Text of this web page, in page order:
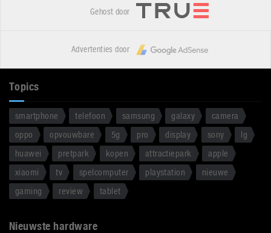
Gehost door
Advertenties door
Topics
smartphone telefoon samsung galaxy
camera
oppo
opvouwbare 5g pro display sony
lg
huawei
pretpark kopen attractiepark
apple
xiaomi
tv spelcomputer playstation
nieuwe
gaming
review tablet
Nieuwste hardware